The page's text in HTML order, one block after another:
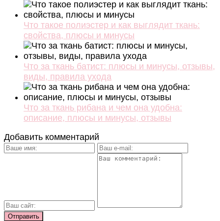
Что такое полиэстер и как выглядит ткань:
свойства, плюсы и минусы
Что за ткань батист: плюсы и минусы, отзывы,
виды, правила ухода
Что за ткань рибана и чем она удобна:
описание, плюсы и минусы, отзывы
Добавить комментарий